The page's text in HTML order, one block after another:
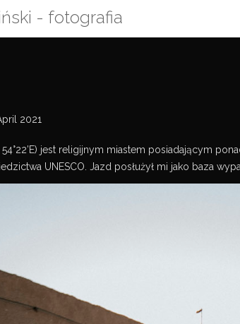
- fotografia
2021
54°22’E) jest religijnym miastem posiadającym
UNESCO. Jazd posłużył mi jako baza